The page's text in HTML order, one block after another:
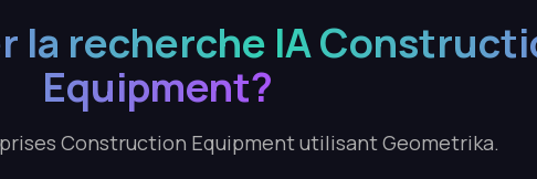
la recherche IA
Equipment?
Construction Equipment utilisant Geometrika.